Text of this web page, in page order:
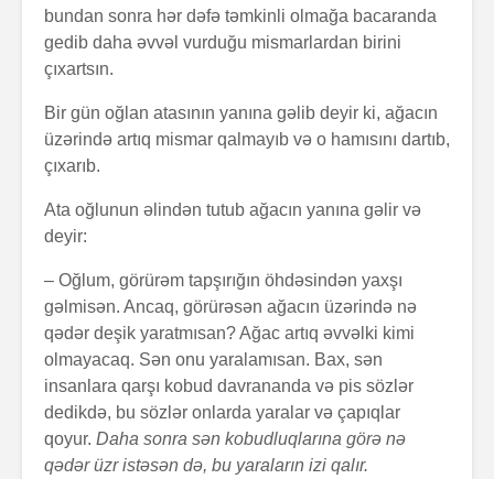
bundan sonra hər dəfə təmkinli olmağa bacaranda
gedib daha əvvəl vurduğu mismarlardan birini
çıxartsın.
Bir gün oğlan atasının yanına gəlib deyir ki, ağacın
üzərində artıq mismar qalmayıb və o hamısını dartıb,
çıxarıb.
Ata oğlunun əlindən tutub ağacın yanına gəlir və
deyir:
– Oğlum, görürəm tapşırığın öhdəsindən yaxşı
gəlmisən. Ancaq, görürəsən ağacın üzərində nə
qədər deşik yaratmısan? Ağac artıq əvvəlki kimi
olmayacaq. Sən onu yaralamısan. Bax, sən
insanlara qarşı kobud davrananda və pis sözlər
dedikdə, bu sözlər onlarda yaralar və çapıqlar
qoyur. Daha sonra sən kobudluqlarına görə nə
qədər üzr istəsən də, bu yaraların izi qalır.
qocanın hekayəti
Zaman keçir,
yoxsa biz?